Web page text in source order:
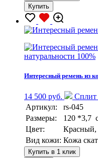
Купить
натуральности 100%
Интересный ремень из
14 500 руб.
Сплит
Артикул:
rs-045
Размеры:
120 *3,7
Цвет:
Вид кожи: Кожа
Купить в 1 клик